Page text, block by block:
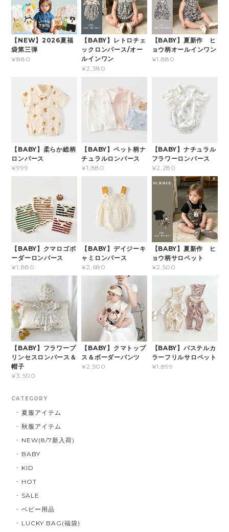
【NEW】2026夏福
袋第三弾
¥880
【BABY】レトロチェ
ックロンパース/オー
ルインワン
¥2,380
【BABY】夏新作 ヒ
ョウ柄オールインワン
¥1,880
【BABY】柔らか総柄
ロンパース
¥999
【BABY】ペット柄ナ
チュラルロンパース
¥1,880
【BABY】ナチュラル
フラワーロンパース
¥2,280
【BABY】クマロゴボ
ーダーロンパース
¥1,880
【BABY】デイジーキ
ャミロンパース
¥2,680
【BABY】夏新作 ヒ
ョウ柄サロペット
¥2,500
【BABY】フラワープ
リンセスロンパース＆
帽子
¥3,500
【BABY】クマトップ
ス＆ボーダーパンツ
¥2,500
【BABY】パステルカ
ラーフリルサロペット
¥1,899
CATEGORY
夏服アイテム
秋服アイテム
NEW(8/7新入荷)
BABY
KID
HOT
SALE
ベビー用品
LUCKY BAG(福袋)